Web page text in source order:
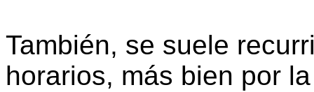
También, se suele
horarios, más bien por